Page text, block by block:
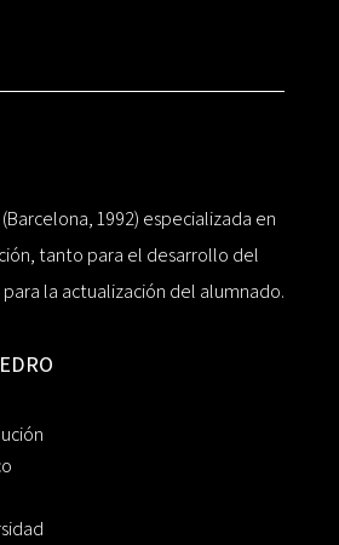
1992) especializada en
tanto para el desarrollo del
la actualización del alumnado.